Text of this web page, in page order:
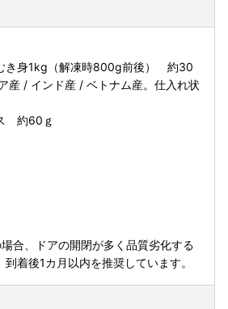
き身1kg（解凍時800g前後） 約30
産 / インド産 / ベトナム産。仕入れ状
約60ｇ
合、ドアの開閉が多く品質劣化する
着後1カ月以内を推奨しています。